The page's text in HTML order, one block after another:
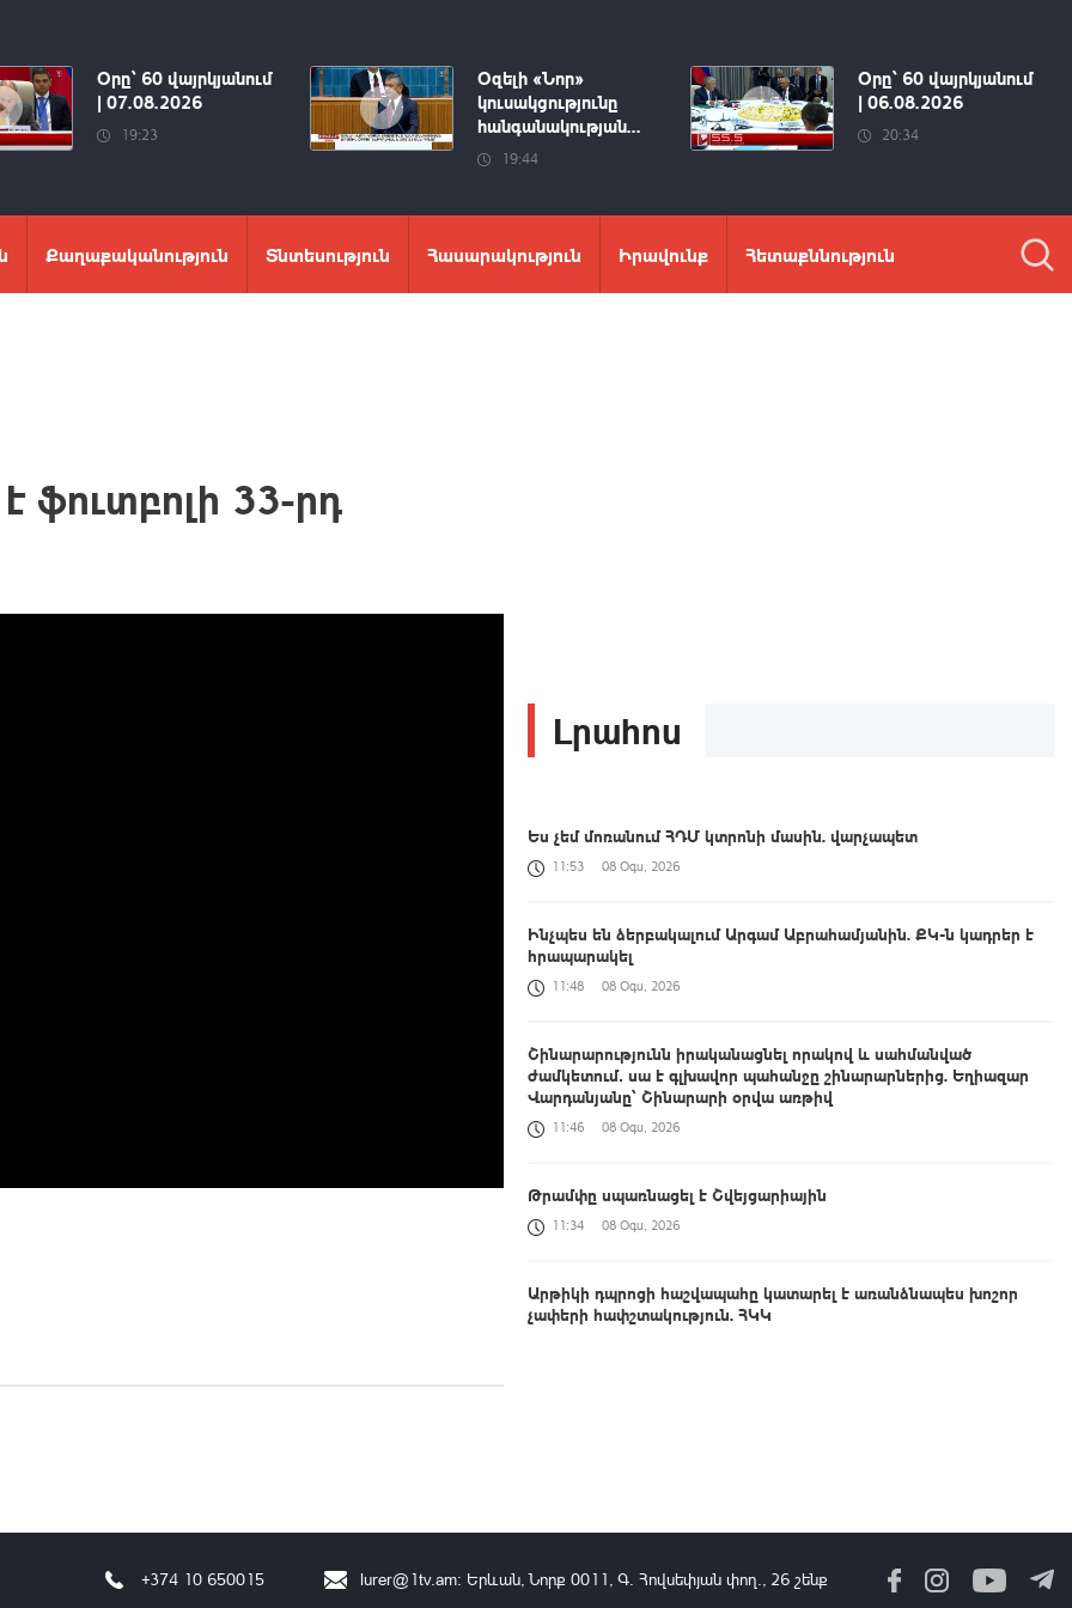
Օրը՝ 60 վայրկյանում
| 07.08.2026
19:23
Օզելի «Նոր»
կուսակցությունը
հանգանակության...
19:44
Օրը՝ 60 վայրկյանում
| 06.08.2026
20:34
Քաղաքականություն Տնտեսություն Հասարակություն Իրավունք Հետաքննություն
ֆուտբոլի 33-րդ
Լրահոս
Ես չեմ մոռանում ՀԴՄ կտրոնի մասին. վարչապետ
11:53 08 Օգս, 2026
Ինչպես են ձերբակալում Արգամ Աբրահամյանին. ՔԿ-ն կադրեր է
հրապարակել
11:48 08 Օգս, 2026
Շինարարությունն իրականացնել որակով և սահմանված
ժամկետում․ սա է գլխավոր պահանջը շինարարներից. Եղիազար
Վարդանյանը՝ Շինարարի օրվա առթիվ
11:46 08 Օգս, 2026
Թրամփը սպառնացել է Շվեյցարիային
11:34 08 Օգս, 2026
Արթիկի դպրոցի հաշվապահը կատարել է առանձնապես խոշոր
չափերի հափշտակություն. ՀԿԿ
սպանության դեպքը. ՔԿ
lurer@1tv.am։ Երևան, Նորք 0011, Գ․ Հովսեփյան փող., 26 շենք
+374 10 650015